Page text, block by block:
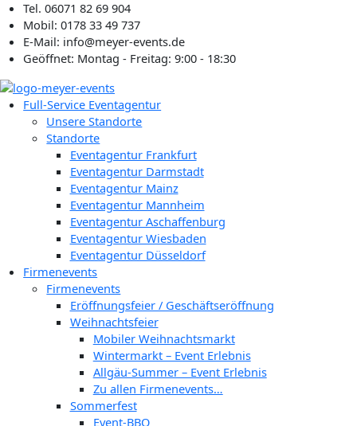
Zum
Inhalt
springen
Tel. 06071 82 69 904
Mobil: 0178 33 49 737
E-Mail: info@meyer-events.de
Geöffnet: Montag - Freitag: 9:00 - 18:30
Full-Service Eventagentur
Unsere Standorte
Standorte
Eventagentur Frankfurt
Eventagentur Darmstadt
Eventagentur Mainz
Eventagentur Mannheim
Eventagentur Aschaffenburg
Eventagentur Wiesbaden
Eventagentur Düsseldorf
Firmenevents
Firmenevents
Eröffnungsfeier / Geschäftseröffnung
Weihnachtsfeier
Mobiler Weihnachtsmarkt
Wintermarkt – Event Erlebnis
Allgäu-Summer – Event Erlebnis
Zu allen Firmenevents…
Sommerfest
Event-BBQ